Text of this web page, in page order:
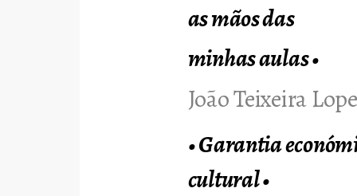
as mãos das
minhas aulas•
João Teixeira
•Garantia
cultural•